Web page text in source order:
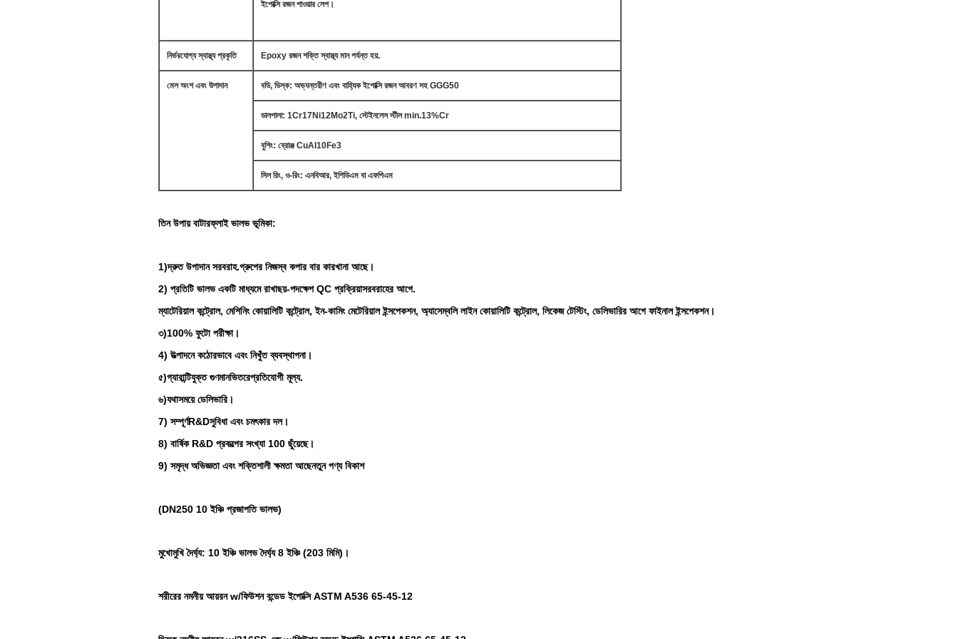
ইপোক্সি রজন পাওয়ার লেপ।
নির্ভরযোগ্য স্বাস্থ্য প্রকৃতি Epoxy রজন শক্তি স্বাস্থ্য মান পর্যন্ত হয়.
মেল অংশ এবং উপাদান বডি, ডিস্ক: অভ্যন্তরীণ এবং বাহ্যিক ইপোক্সি রজন আবরণ সহ GGG50
ডালপালা: 1Cr17Ni12Mo2Ti, স্টেইনলেস স্টীল min.13%Cr
বুশিং: ব্রোঞ্জ CuAI10Fe3
সিল রিং, ও-রিং: এনবিআর, ইপিডিএম বা এফপিএম
তিন উপায় বাটারফ্লাই ভালভ ভূমিকা:
1)দ্রুত উপাদান সরবরাহ.গ্রুপের নিজস্ব কপার বার কারখানা আছে।
2) প্রতিটি ভালভ একটি মাধ্যমে রাখাছয়-পদক্ষেপ QC প্রক্রিয়াসরবরাহের আগে.
ম্যাটেরিয়াল কন্ট্রোল, মেশিনিং কোয়ালিটি কন্ট্রোল, ইন-কামিং মেটেরিয়াল ইন্সপেকশন, অ্যাসেম্বলি লাইন কোয়ালিটি কন্ট্রোল, লিকেজ টেস্টিং, ডেলিভারির আগে ফাইনাল ইন্সপেকশন।
৩)100% ফুটো পরীক্ষা।
4) উত্পাদনে কঠোরভাবে এবং নিখুঁত ব্যবস্থাপনা।
৫)গ্যারান্টিযুক্ত গুণমানভিতরেপ্রতিযোগী মূল্য.
৬)যথাসময়ে ডেলিভারি।
7) সম্পূর্ণR&Dসুবিধা এবং চমৎকার দল।
8) বার্ষিক R&D প্রকল্পের সংখ্যা 100 ছুঁয়েছে।
9) সমৃদ্ধ অভিজ্ঞতা এবং শক্তিশালী ক্ষমতা আছেনতুন পণ্য বিকাশ
(DN250 10 ইঞ্চি প্রজাপতি ভালভ)
মুখোমুখি দৈর্ঘ্য: 10 ইঞ্চি ভালভ দৈর্ঘ্য 8 ইঞ্চি (203 মিমি)।
শরীরের নমনীয় আয়রন w/ফিউশন বন্ডেড ইপোক্সি ASTM A536 65-45-12